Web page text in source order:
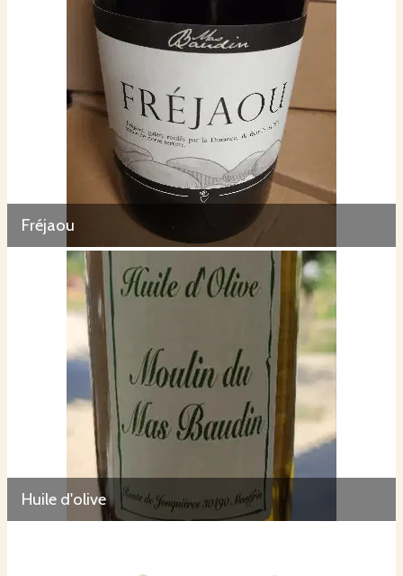
Fréjaou
Huile d'olive